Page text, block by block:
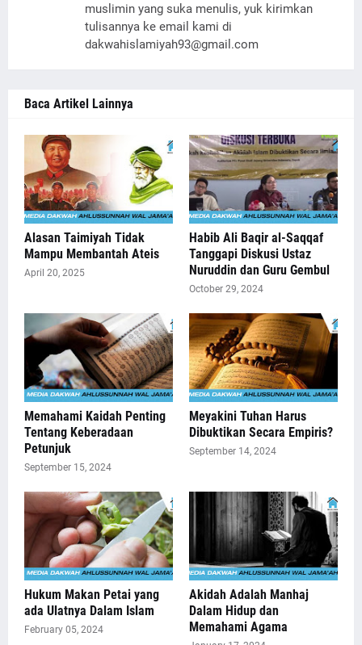
muslimin yang suka menulis, yuk kirimkan
tulisannya ke email kami di
dakwahislamiyah93@gmail.com
Baca Artikel Lainnya
Alasan Taimiyah Tidak
Mampu Membantah Ateis
April 20, 2025
Habib Ali Baqir al-Saqqaf
Tanggapi Diskusi Ustaz
Nuruddin dan Guru Gembul
October 29, 2024
Memahami Kaidah Penting
Tentang Keberadaan
Petunjuk
September 15, 2024
Meyakini Tuhan Harus
Dibuktikan Secara Empiris?
September 14, 2024
Hukum Makan Petai yang
ada Ulatnya Dalam Islam
February 05, 2024
Akidah Adalah Manhaj
Dalam Hidup dan
Memahami Agama